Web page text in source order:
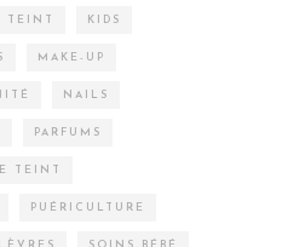
TEINT KIDS
MAKE-UP
NAILS
PARFUMS
TEINT
PUÉRICULTURE